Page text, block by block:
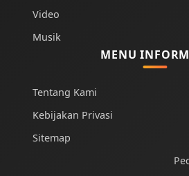
Video
Musik
MENU
Tentang Kami
Kebijakan Privasi
Sitemap